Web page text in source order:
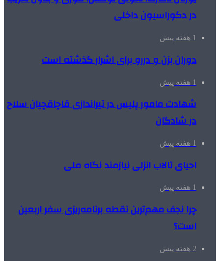
در دکوراسیون داخلی
1 هفته پیش
دوران بزن و دررو برای اشرار گذشته است
1 هفته پیش
شهادت مامور پلیس در تیراندازی قاچاقچیان سلاح
در شادگان
1 هفته پیش
احیای تالاب انزلی نیازمند نگاه ملی
1 هفته پیش
چرا نجف مهم‌ترین نقطه برنامه‌ریزی سفر اربعین
است؟
2 هفته پیش